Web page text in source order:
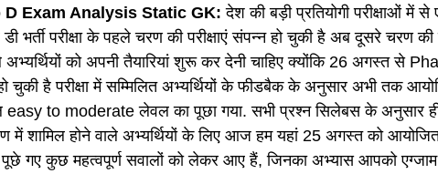
D Exam Analysis Static GK: देश की बड़ी प्रतियोगी परीक्षाओं में से
भर्ती परीक्षा के पहले चरण की परीक्षाएं संपन्न हो चुकी है अब दूसरे चरण की
अभ्यर्थियों को अपनी तैयारियां शुरू कर देनी चाहिए क्योंकि 26 अगस्त से
हो चुकी है परीक्षा में सम्मिलित अभ्यर्थियों के फीडबैक के अनुसार अभी तक
easy to moderate लेवल का पूछा गया. सभी प्रश्न सिलेबस के अनुसार
शामिल होने वाले अभ्यर्थियों के लिए आज हम यहां 25 अगस्त को
गए कुछ महत्वपूर्ण सवालों को लेकर आए हैं, जिनका अभ्यास आपको